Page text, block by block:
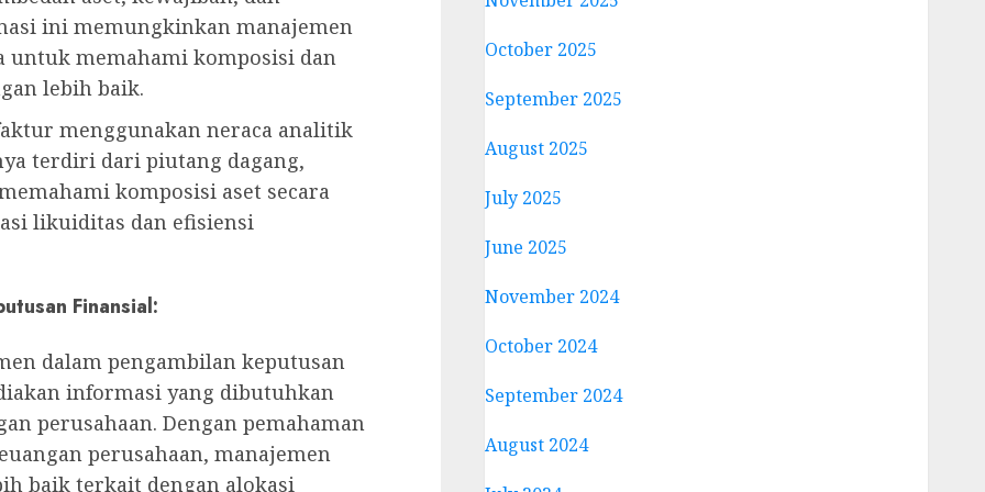
ini memungkinkan manajemen
untuk memahami komposisi dan
lebih baik.
menggunakan neraca analitik
terdiri dari piutang dagang,
komposisi aset secara
likuiditas dan efisiensi
Finansial:
dalam pengambilan keputusan
informasi yang dibutuhkan
perusahaan. Dengan pemahaman
perusahaan, manajemen
baik terkait dengan alokasi
October 2025
September 2025
August 2025
July 2025
June 2025
November 2024
October 2024
September 2024
August 2024